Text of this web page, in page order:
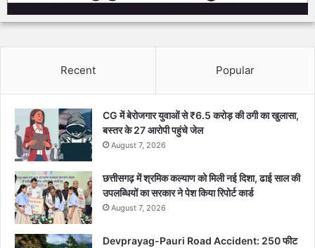
Recent Popular
CG में बेरोजगार युवाओं से ₹6.5 करोड़ की ठगी का खुलासा,
बस्तर के 27 आरोपी पहुंचे जेल
August 7, 2026
छत्तीसगढ़ में श्रमिक कल्याण को मिली नई दिशा, ढाई साल की
उपलब्धियों का सरकार ने पेश किया रिपोर्ट कार्ड
August 7, 2026
Devprayag-Pauri Road Accident: 250 फीट